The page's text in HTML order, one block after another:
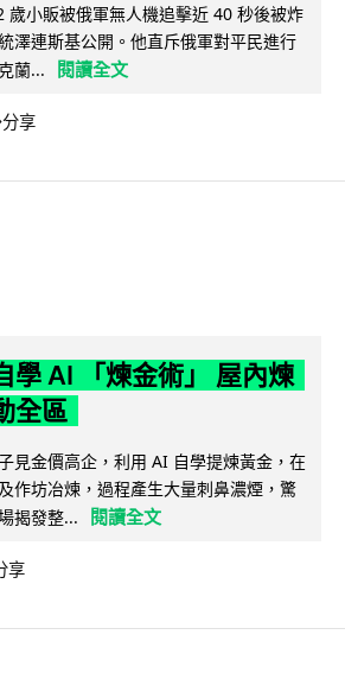
歲小販被俄軍無人機追擊近 40 秒後被炸
澤連斯基公開。他直斥俄軍對平民進行
蘭...
閱讀全文
分享
學 AI 「煉金術」 屋內煉
全區
見金價高企，利用 AI 自學提煉黃金，在
作坊冶煉，過程產生大量刺鼻濃煙，驚
揭發整...
閱讀全文
享